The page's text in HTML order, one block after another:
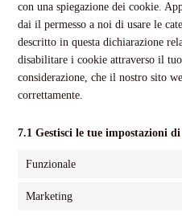
con una spiegazione dei cookie.
dai il permesso a noi di usare le
descritto in questa dichiarazione
disabilitare i cookie attraverso il
considerazione, che il nostro sito
correttamente.
7.1 Gestisci le tue impostazioni di
Funzionale
Marketing